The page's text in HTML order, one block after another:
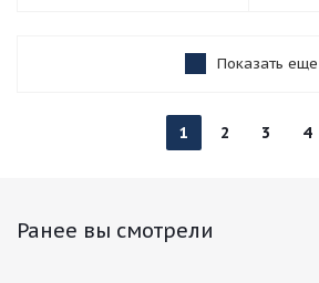
Показать еще
1 2 3 4
Ранее вы смотрели